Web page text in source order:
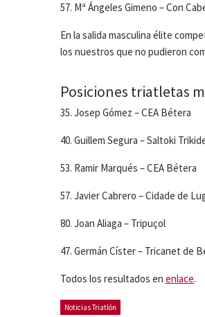
57. Mª Ángeles Gimeno – Con
En la salida masculina élite
los nuestros que no pudieron
Posiciones triatletas
35. Josep Gómez – CEA Bétera
40. Guillem Segura – Saltoki
53. Ramir Marqués – CEA Bétera
57. Javier Cabrero – Cidade de
80. Joan Aliaga – Tripuçol
47. Germán Císter – Tricanet de
Todos los resultados en enlace.
Noticias Triatlón